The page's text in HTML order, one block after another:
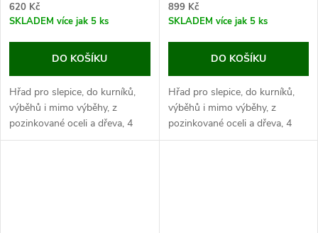
620 Kč
SKLADEM více jak 5 ks
DO KOŠÍKU
Hřad pro slepice, do kurníků,
výběhů i mimo výběhy, z
pozinkované oceli a dřeva, 4
bidla, rozměry 105x140 cm.
899 Kč
SKLADEM více jak 5 ks
DO KOŠÍKU
Hřad pro slepice, do kurníků,
výběhů i mimo výběhy, z
pozinkované oceli a dřeva, 4
bidla, rozměry 140x86 cm.